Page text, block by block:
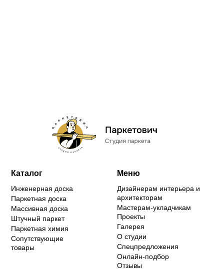
Каталог
Инженерная доска
Паркетная доска
Массивная доска
Штучный паркет
Паркетная химия
Сопутствующие
товары
Меню
Дизайнерам интерьера и
архитекторам
Мастерам-укладчикам
Проекты
Галерея
О студии
Спецпредложения
Онлайн-подбор
Отзывы